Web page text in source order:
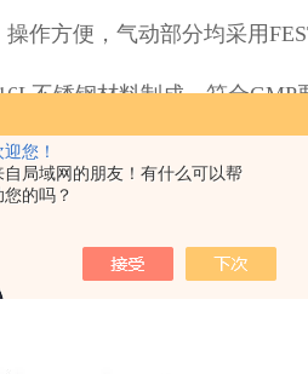
迎您！
自局域网的朋友！有什么可以帮
您的吗？
方便，气动部分均采用
不锈钢材料制成，符合GMP
意调节，灌装精度高。
拉丝及升降灌装装置。